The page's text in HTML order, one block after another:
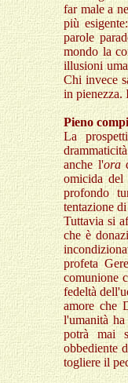
far male a
più
parole
mondo la
illusioni
Chi invece
in pienezza.
Pieno
La
anche l'ora
omicida del
profondo
tentazione
Tuttavia si
che è
profeta
comunione
fedeltà
amore che
l'umanità
potrà mai
obbediente
togliere il